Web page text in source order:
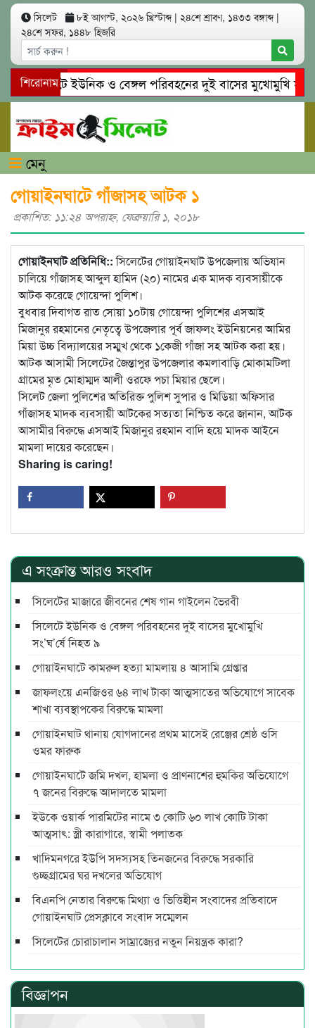
সিলেট ৮ই আগস্ট, ২০২৬ খ্রিস্টাব্দ | ২৪শে শ্রাবণ, ১৪৩৩ বঙ্গাব্দ |
২৪শে সফর, ১৪৪৮ হিজরি
শিরোনাম
সিলেটে ইউনিক ও বেঙ্গল পরিবহনের দুই বাসের মুখোমুখি
গোয়াইনঘাটে প্রেমের ফাঁদে তরুণী পাচার: মাদকাসক্ত রিমালকে
মেনু
গোয়াইনঘাটে গাঁজাসহ আটক ১
প্রকাশিত: ১১:২৪ অপরাহ্ণ, ফেব্রুয়ারি ১, ২০১৮
গোয়াইনঘাট প্রতিনিধি::সিলেটের গোয়াইনঘাট উপজেলায় অভিযান
চালিয়ে গাঁজাসহ আব্দুল হামিদ (২০) নামের এক মাদক ব্যবসায়ীকে
আটক করেছে গোয়েন্দা পুলিশ।
বুধবার দিবাগত রাত সোয়া ১০টায় গোয়েন্দা পুলিশের এসআই
মিজানুর রহমানের নেতৃত্বে উপজেলার পূর্ব জাফলং ইউনিয়নের আমির
মিয়া উচ্চ বিদ্যালয়ের সম্মুখ থেকে ১কেজী গাঁজা সহ আটক করা হয়।
আটক আসামী সিলেটের জৈন্তাপুর উপজেলার কমলাবাড়ি মোকামটিলা
গ্রামের মৃত মোহাম্মদ আলী ওরফে পচা মিয়ার ছেলে।
সিলেট জেলা পুলিশের অতিরিক্ত পুলিশ সুপার ও মিডিয়া অফিসার
গাঁজাসহ মাদক ব্যবসায়ী আটকের সত্যতা নিশ্চিত করে জানান, আটক
আসামীর বিরুদ্ধে এসআই মিজানুর রহমান বাদি হয়ে মাদক আইনে
মামলা দায়ের করেছেন।
Sharing is caring!
এ সংক্রান্ত আরও সংবাদ
সিলেটের মাজারে জীবনের শেষ গান গাইলেন ভৈরবী
সিলেটে ইউনিক ও বেঙ্গল পরিবহনের দুই বাসের মুখোমুখি
সং’ঘ’র্ষে নিহত ৯
গোয়াইনঘাটে কামরুল হত্যা মামলায় ৪ আসামি গ্রেপ্তার
জাফলংয়ে এনজিওর ৬৪ লাখ টাকা আত্মসাতের অভিযোগে সাবেক
শাখা ব্যবস্থাপকের বিরুদ্ধে মামলা
গোয়াইনঘাট থানায় যোগদানের প্রথম মাসেই রেঞ্জের শ্রেষ্ঠ ওসি
ওমর ফারুক
গোয়াইনঘাটে জমি দখল, হামলা ও প্রাণনাশের হুমকির অভিযোগে
৭ জনের বিরুদ্ধে আদালতে মামলা
ইউকে ওয়ার্ক পারমিটের নামে ৩ কোটি ৬০ লাখ কোটি টাকা
আত্মসাৎ: স্ত্রী কারাগারে, স্বামী পলাতক
খাদিমনগরে ইউপি সদস্যসহ তিনজনের বিরুদ্ধে সরকারি
গুচ্ছগ্রামের ঘর দখলের অভিযোগ
বিএনপি নেতার বিরুদ্ধে মিথ্যা ও ভিত্তিহীন সংবাদের প্রতিবাদে
গোয়াইনঘাট প্রেসক্লাবে সংবাদ সম্মেলন
সিলেটের চোরাচালান সাম্রাজ্যের নতুন নিয়ন্ত্রক কারা?
বিজ্ঞাপন